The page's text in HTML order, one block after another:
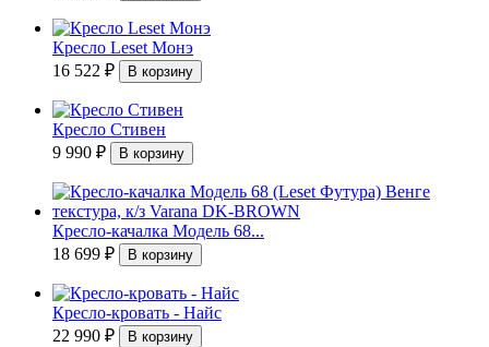
Кресло Leset Монэ
16 522 ₽
Кресло Стивен
9 990 ₽
Кресло-качалка Модель 68...
18 699 ₽
Кресло-кровать - Найс
22 990 ₽